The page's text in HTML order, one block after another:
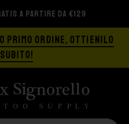
A PARTIRE DA €129
PRIMO ORDINE, OTTIENILO
SUBITO!